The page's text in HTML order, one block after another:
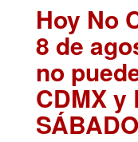
Hoy No
8 de
no
CDMX y